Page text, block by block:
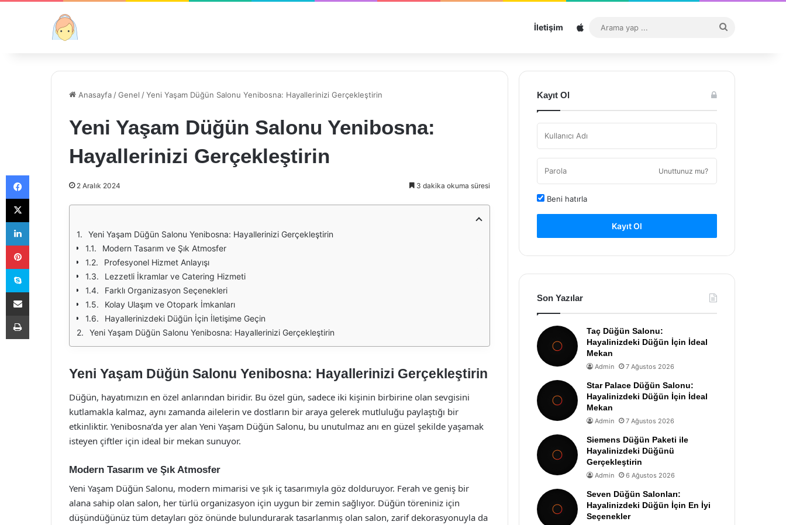
İletişim Sitemap
...
Anasayfa /Genel /Yeni Yaşam Düğün Salonu Yenibosna: Hayallerinizi Gerçekleştirin
Yeni Yaşam Düğün Salonu Yenibosna:
Hayallerinizi Gerçekleştirin
2 Aralık 2024 3 dakika okuma süresi
Yeni Yaşam Düğün Salonu Yenibosna: Hayallerinizi Gerçekleştirin
Modern Tasarım ve Şık Atmosfer
Profesyonel Hizmet Anlayışı
Lezzetli İkramlar ve Catering Hizmeti
Farklı Organizasyon Seçenekleri
Kolay Ulaşım ve Otopark İmkanları
Hayallerinizdeki Düğün İçin İletişime Geçin
Yeni Yaşam Düğün Salonu Yenibosna: Hayallerinizi Gerçekleştirin
Yeni Yaşam Düğün Salonu Yenibosna: Hayallerinizi Gerçekleştirin
Düğün, hayatımızın en özel anlarından biridir. Bu özel gün, sadece iki kişinin birbirine olan sevgisini
kutlamakla kalmaz, aynı zamanda ailelerin ve dostların bir araya gelerek mutluluğu paylaştığı bir
etkinliktir. Yenibosna’da yer alan Yeni Yaşam Düğün Salonu, bu unutulmaz anı en güzel şekilde yaşamak
isteyen çiftler için ideal bir mekan sunuyor.
Modern Tasarım ve Şık Atmosfer
Yeni Yaşam Düğün Salonu, modern mimarisi ve şık iç tasarımıyla göz dolduruyor. Ferah ve geniş bir
alana sahip olan salon, her türlü organizasyon için uygun bir zemin sağlıyor. Düğün töreniniz için
düşündüğünüz tüm detayları göz önünde bulundurarak tasarlanmış olan salon, zarif dekorasyonuyla da
Kayıt Ol
Unuttunuz mu?
Beni hatırla
Kayıt Ol
Son Yazılar
Taç Düğün Salonu:
Hayalinizdeki Düğün İçin İdeal
Mekan
Admin 7 Ağustos 2026
Star Palace Düğün Salonu:
Hayalinizdeki Düğün İçin İdeal
Mekan
Admin 7 Ağustos 2026
Siemens Düğün Paketi ile
Hayalinizdeki Düğünü
Gerçekleştirin
Admin 6 Ağustos 2026
Seven Düğün Salonları:
Hayalinizdeki Düğün İçin En İyi
Seçenekler
Facebook
X
LinkedIn
Pinterest
Skype
E-Posta ile paylaş